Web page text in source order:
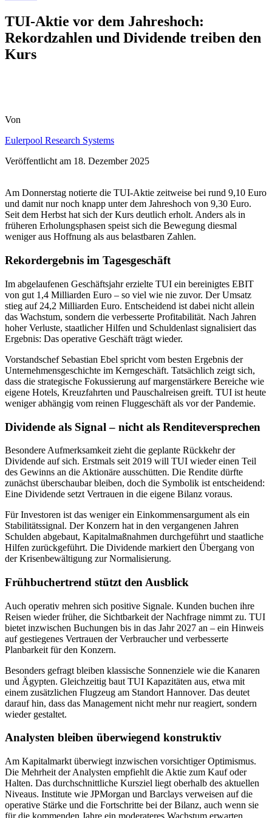
TUI-Aktie vor dem Jahreshoch:
Rekordzahlen und Dividende treiben den
Kurs
Von
Eulerpool Research Systems
Veröffentlicht am 18. Dezember 2025
Am Donnerstag notierte die TUI-Aktie zeitweise bei rund 9,10 Euro
und damit nur noch knapp unter dem Jahreshoch von 9,30 Euro.
Seit dem Herbst hat sich der Kurs deutlich erholt. Anders als in
früheren Erholungsphasen speist sich die Bewegung diesmal
weniger aus Hoffnung als aus belastbaren Zahlen.
Rekordergebnis im Tagesgeschäft
Im abgelaufenen Geschäftsjahr erzielte TUI ein bereinigtes EBIT
von gut 1,4 Milliarden Euro – so viel wie nie zuvor. Der Umsatz
stieg auf 24,2 Milliarden Euro. Entscheidend ist dabei nicht allein
das Wachstum, sondern die verbesserte Profitabilität. Nach Jahren
hoher Verluste, staatlicher Hilfen und Schuldenlast signalisiert das
Ergebnis: Das operative Geschäft trägt wieder.
Vorstandschef Sebastian Ebel spricht vom besten Ergebnis der
Unternehmensgeschichte im Kerngeschäft. Tatsächlich zeigt sich,
dass die strategische Fokussierung auf margenstärkere Bereiche wie
eigene Hotels, Kreuzfahrten und Pauschalreisen greift. TUI ist heute
weniger abhängig vom reinen Fluggeschäft als vor der Pandemie.
Dividende als Signal – nicht als Renditeversprechen
Besondere Aufmerksamkeit zieht die geplante Rückkehr der
Dividende auf sich. Erstmals seit 2019 will TUI wieder einen Teil
des Gewinns an die Aktionäre ausschütten. Die Rendite dürfte
zunächst überschaubar bleiben, doch die Symbolik ist entscheidend:
Eine Dividende setzt Vertrauen in die eigene Bilanz voraus.
Für Investoren ist das weniger ein Einkommensargument als ein
Stabilitätssignal. Der Konzern hat in den vergangenen Jahren
Schulden abgebaut, Kapitalmaßnahmen durchgeführt und staatliche
Hilfen zurückgeführt. Die Dividende markiert den Übergang von
der Krisenbewältigung zur Normalisierung.
Frühbuchertrend stützt den Ausblick
Auch operativ mehren sich positive Signale. Kunden buchen ihre
Reisen wieder früher, die Sichtbarkeit der Nachfrage nimmt zu. TUI
bietet inzwischen Buchungen bis in das Jahr 2027 an – ein Hinweis
auf gestiegenes Vertrauen der Verbraucher und verbesserte
Planbarkeit für den Konzern.
Besonders gefragt bleiben klassische Sonnenziele wie die Kanaren
und Ägypten. Gleichzeitig baut TUI Kapazitäten aus, etwa mit
einem zusätzlichen Flugzeug am Standort Hannover. Das deutet
darauf hin, dass das Management nicht mehr nur reagiert, sondern
wieder gestaltet.
Analysten bleiben überwiegend konstruktiv
Am Kapitalmarkt überwiegt inzwischen vorsichtiger Optimismus.
Die Mehrheit der Analysten empfiehlt die Aktie zum Kauf oder
Halten. Das durchschnittliche Kursziel liegt oberhalb des aktuellen
Niveaus. Institute wie JPMorgan und Barclays verweisen auf die
operative Stärke und die Fortschritte bei der Bilanz, auch wenn sie
für die kommenden Jahre ein moderateres Wachstum erwarten.